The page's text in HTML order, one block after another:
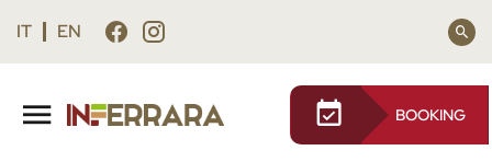
principale
IT EN
BOOKING